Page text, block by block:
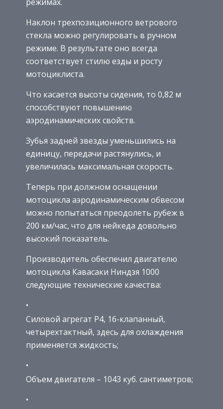
Наклон трехпозиционного ветрового
стекла можно регулировать в ручном
режиме. В результате оно всегда
соответствует стилю езды и росту
мотоциклиста.
Что касается высоты сидения, то 0,82 м
способствуют повышению
аэродинамических свойств.
Зубья задней звезды уменьшились на
единицу, передачи растянулись, и
увеличилась максимальная скорость.
Теперь при должном оснащении
мотоцикла аэродинамическим обвесом
можно попытаться преодолеть рубеж в
200 км/час, что для нейкеда довольно
высокий показатель.
Производитель обеспечил двигателю
мотоцикла Кавасаки Ниндзя 1000
следующие технические качества:
Силовой агрегат Р4, 16-клапанный,
четырехтактный, здесь для охлаждения
применяется жидкость;
Объем двигателя – 1043 куб. сантиметров;